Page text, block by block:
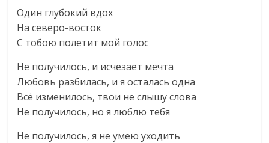
Один глубокий вдох
На северо-восток
С тобою полетит мой голос
Не получилось, и исчезает мечта
Любовь разбилась, и я осталась одна
Всё изменилось, твои не слышу слова
Не получилось, но я люблю тебя
Не получилось, я не умею уходить